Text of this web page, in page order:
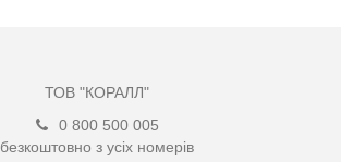
ТОВ "КОРАЛЛ"
0 800 500 005
безкоштовно з усіх номерів